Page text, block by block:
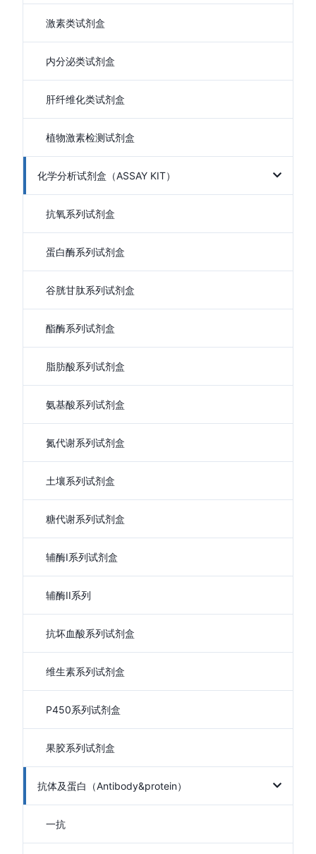
激素类试剂盒
内分泌类试剂盒
肝纤维化类试剂盒
植物激素检测试剂盒
化学分析试剂盒（ASSAY KIT）
抗氧系列试剂盒
蛋白酶系列试剂盒
谷胱甘肽系列试剂盒
酯酶系列试剂盒
脂肪酸系列试剂盒
氨基酸系列试剂盒
氮代谢系列试剂盒
土壤系列试剂盒
糖代谢系列试剂盒
辅酶I系列试剂盒
辅酶II系列
抗坏血酸系列试剂盒
维生素系列试剂盒
P450系列试剂盒
果胶系列试剂盒
抗体及蛋白（Antibody&protein）
一抗